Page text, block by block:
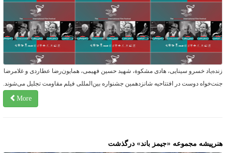
خسرو سینایی، هادی مشکوة، شهید حسین فهیمی، همایون‌رضا عطاردی و غلامرضا
دوست در افتتاحیه شانزدهمین جشنواره بین‌المللی فیلم مقاومت تجلیل می‌شوند.
More
مجموعه «جیمز باند» درگذشت